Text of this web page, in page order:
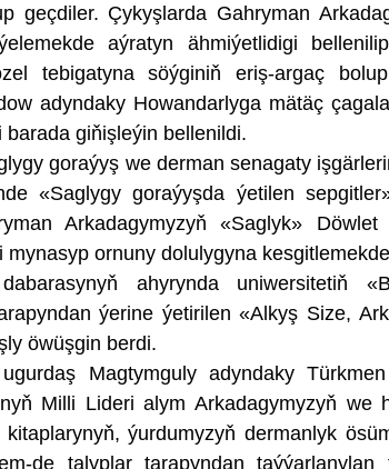
geçdiler. Çykyşlarda Gahryman
aýratyn ähmiýetlidigi
tebigatyna söýginiň eriş-argaç
adyndaky Howandarlyga mätäç
barada giňişleýin bellenildi.
goraýyş we derman senagaty
«Saglygy goraýyşda ýetilen
Arkadagymyzyň «Saglyk»
mynasyp ornuny dolulygyna
ahyrynda uniwersitetiň
ýerine ýetirilen «Alkyş Size,
öwüşgin berdi.
Magtymguly adyndaky
Milli Lideri alym Arkadagymyzyň we
kitaplarynyň, ýurdumyzyň dermanlyk
de talyplar tarapyndan